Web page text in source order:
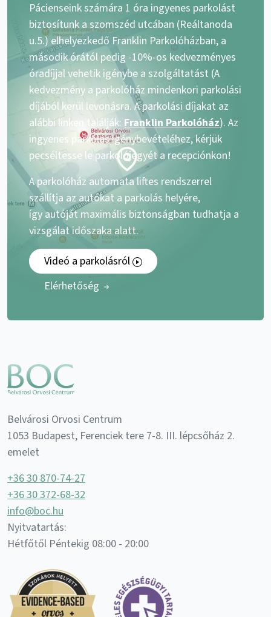
Pácienseink számára 1 óra ingyenes parkolást
biztosítunk a szomszéd utcában (Reáltanoda
u.5.) elhelyezkedő Franklin Parkolóházban, a
második órától pedig -10%-os kedvezményes
óradíjjal vehetik igénybe a szolgáltatást (A
kedvezmény a parkolóház mindenkori parkolási
díjából kerül levonásra. A parkolási díjakat az
alábbi linken találják: Franklin Parkolóház). Az
ingyenes parkolás igénybevételéhez, kérjük
pecséltesse le parkolójegyét a recepciónkon!
A parkolóház automata liftes rendszerrel
szállítja az autókat a parkolás helyére,
így autóját maximális biztonságban tudhatja a
vizsgálat időszaka alatt.
Videó a parkolásról
Elérhetőség
Belvárosi Orvosi Centrum
1053 Budapest, Ferenciek tere 7-8. III. lépcsőház 2.
emelet
+36 30 870-74-27
+36 30 372-68-32
info@boc.hu
Nyitvatartás:
Hétfőtől Péntekig 08:00 - 20:00